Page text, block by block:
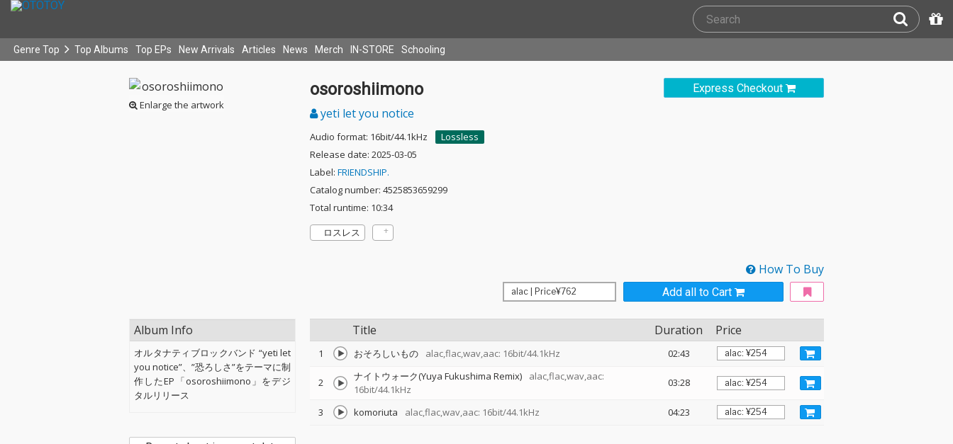
Genre Top Top Albums Top EPs New Arrivals Articles News Merch IN-STORE Schooling
Enlarge the artwork
Express Checkout
osoroshiimono
yeti let you notice
Audio format: 16bit/44.1kHz
Lossless
Release date: 2025-03-05
Label: FRIENDSHIP.
Catalog number: 4525853659299
Total runtime: 10:34
ロスレス
How To Buy
Add all to Cart
Title Duration Price
1 おそろしいもの alac,flac,wav,aac: 16bit/44.1kHz 02:43
2 ナイトウォーク(Yuya Fukushima Remix)
alac,flac,wav,aac:
16bit/44.1kHz
03:28
3 komoriuta alac,flac,wav,aac: 16bit/44.1kHz 04:23
Album Info
オルタナティブロックバンド “yeti let
you notice”、”恐ろしさ”をテーマに制
作したEP「osoroshiimono」をデジ
タルリリース